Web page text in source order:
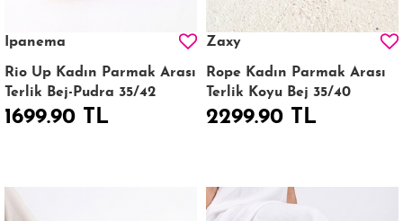
Ipanema
Rio Up Kadın Parmak Arası
Terlik Bej-Pudra 35/42
1699.90 TL
Zaxy
Rope Kadın Parmak Arası
Terlik Koyu Bej 35/40
2299.90 TL